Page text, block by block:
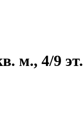
м., 4/9 эт.